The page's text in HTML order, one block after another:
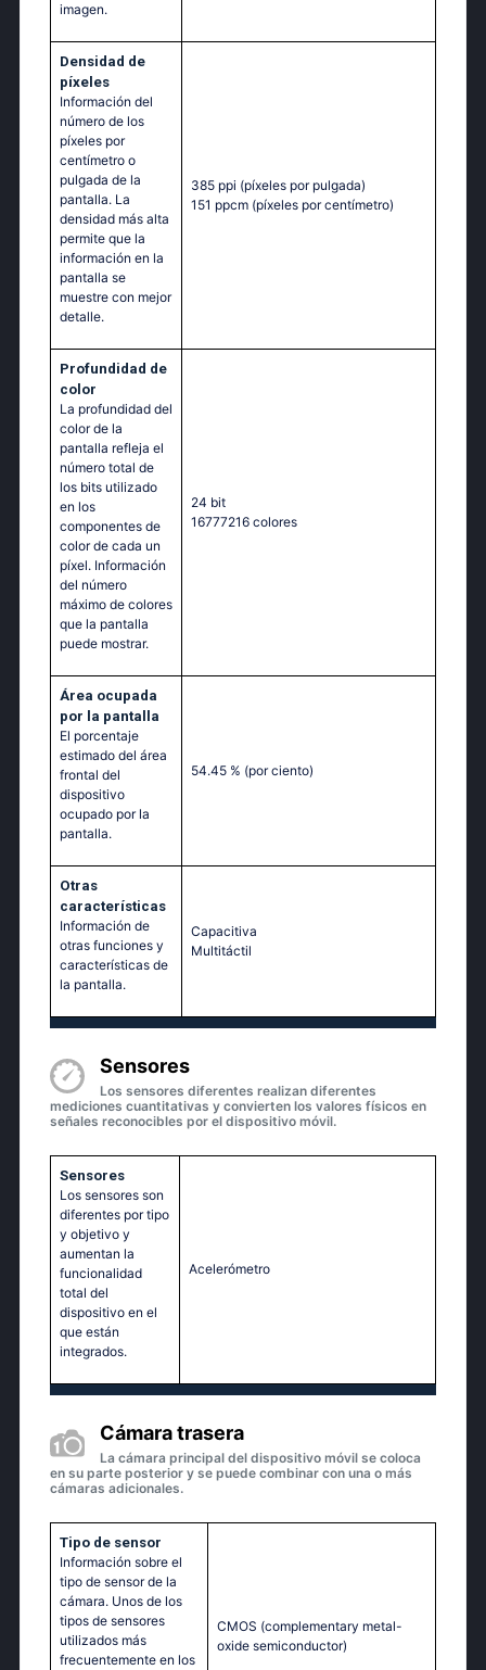
imagen.
Densidad de
píxeles
Información del
número de los
píxeles por
centímetro o
pulgada de la
pantalla. La
densidad más alta
permite que la
información en la
pantalla se
muestre con mejor
detalle.
385 ppi (píxeles por pulgada)
151 ppcm (píxeles por centímetro)
Profundidad de
color
La profundidad del
color de la
pantalla refleja el
número total de
los bits utilizado
en los
componentes de
color de cada un
píxel. Información
del número
máximo de colores
que la pantalla
puede mostrar.
24 bit
16777216 colores
Área ocupada
por la pantalla
El porcentaje
estimado del área
frontal del
dispositivo
ocupado por la
pantalla.
54.45 % (por ciento)
Otras
características
Información de
otras funciones y
características de
la pantalla.
Capacitiva
Multitáctil‎
Sensores
Los sensores diferentes realizan diferentes
mediciones cuantitativas y convierten los valores físicos en
señales reconocibles por el dispositivo móvil.
Sensores
Los sensores son
diferentes por tipo
y objetivo y
aumentan la
funcionalidad
total del
dispositivo en el
que están
integrados.
Acelerómetro
Cámara trasera
La cámara principal del dispositivo móvil se coloca
en su parte posterior y se puede combinar con una o más
cámaras adicionales.
Tipo de sensor
Información sobre el
tipo de sensor de la
cámara. Unos de los
tipos de sensores
utilizados más
frecuentemente en los
CMOS (complementary metal-
oxide semiconductor)